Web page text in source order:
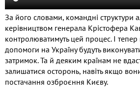
За його словами, командні структури
керівництвом генерала Крістофера
контролюватимуть цей процес. І тепер
допомоги на Україну будуть
затримок. Та й деяким країнам не
залишатися осторонь, навіть якщо
постачання озброєння Києву.